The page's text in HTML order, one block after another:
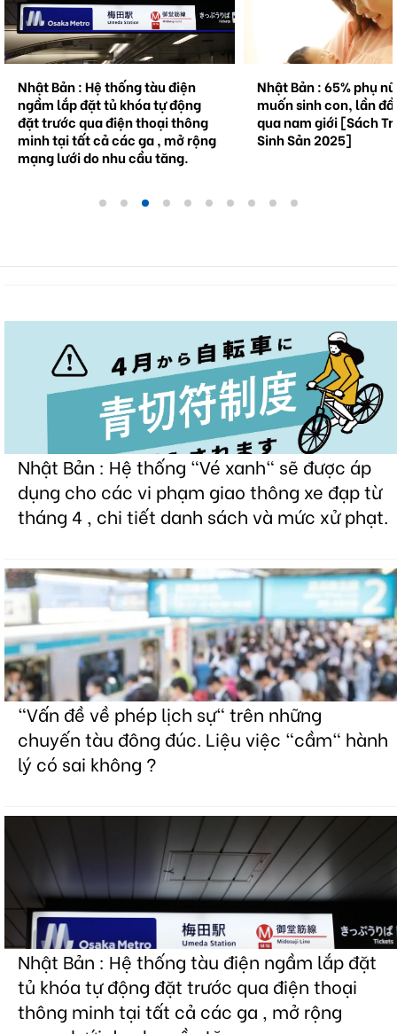
Nhật Bản : Hệ thống tàu điện
ngầm lắp đặt tủ khóa tự động
đặt trước qua điện thoại thông
minh tại tất cả các ga , mở rộng
mạng lưới do nhu cầu tăng.
Nhật Bản : 65% phụ
muốn sinh con, lần
qua nam giới [Sách
Sinh Sản 2025]
Nhật Bản : Hệ thống "Vé xanh" sẽ được áp
dụng cho các vi phạm giao thông xe đạp từ
tháng 4 , chi tiết danh sách và mức xử phạt.
"Vấn đề về phép lịch sự" trên những
chuyến tàu đông đúc. Liệu việc "cầm" hành
lý có sai không ?
Nhật Bản : Hệ thống tàu điện ngầm lắp đặt
tủ khóa tự động đặt trước qua điện thoại
thông minh tại tất cả các ga , mở rộng